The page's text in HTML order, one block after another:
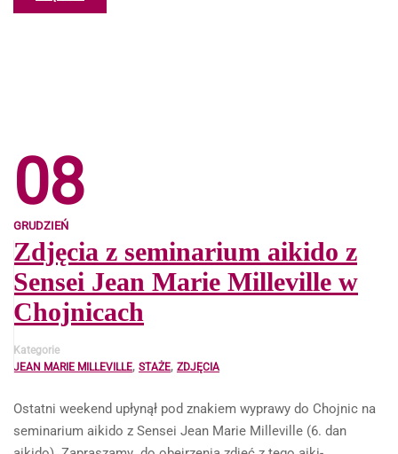
08
GRUDZIEŃ
Zdjęcia z seminarium aikido z
Sensei Jean Marie Milleville w
Chojnicach
Kategorie
JEAN MARIE MILLEVILLE, STAŻE, ZDJĘCIA
Ostatni weekend upłynął pod znakiem wyprawy do Chojnic na
seminarium aikido z Sensei Jean Marie Milleville (6. dan